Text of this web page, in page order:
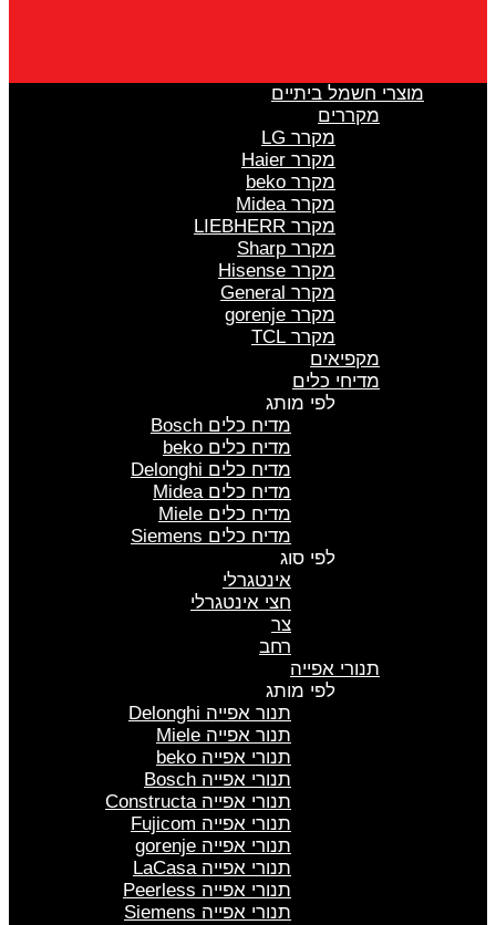
מוצרי חשמל ביתיים
מקפיאים
מדיחי כלים
לפי מותג
מדיח כלים Bosch
מדיח כלים beko
מדיח כלים Delonghi
מדיח כלים Midea
מדיח כלים Miele
מדיח כלים Siemens
אינטגרלי
חצי אינטגרלי
תנורי אפייה
לפי מותג
תנור אפייה Delonghi
תנור אפייה Miele
תנורי אפייה beko
תנורי אפייה Bosch
תנורי אפייה Constructa
תנורי אפייה Fujicom
תנורי אפייה gorenje
תנורי אפייה LaCasa
תנורי אפייה Peerless
תנורי אפייה Siemens